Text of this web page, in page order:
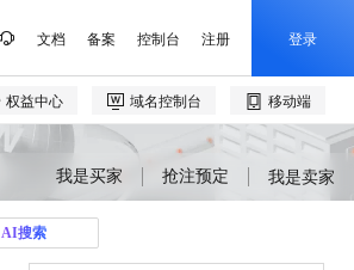
我是买家 抢注预定 我是卖家
AI搜索